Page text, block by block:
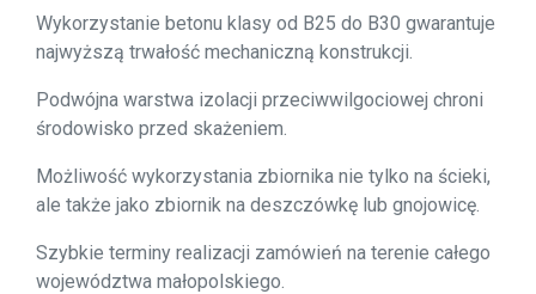
Wykorzystanie betonu klasy od B25 do B30 gwarantuje
najwyższą trwałość mechaniczną konstrukcji.
Podwójna warstwa izolacji przeciwwilgociowej chroni
środowisko przed skażeniem.
Możliwość wykorzystania zbiornika nie tylko na ścieki,
ale także jako zbiornik na deszczówkę lub gnojowicę.
Szybkie terminy realizacji zamówień na terenie całego
województwa małopolskiego.